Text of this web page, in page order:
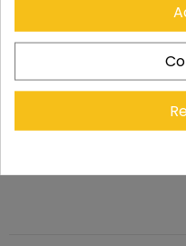
del pedido, para